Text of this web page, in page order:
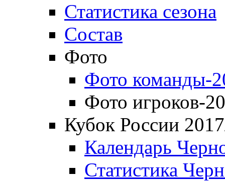
Статистика сезона
Состав
Фото
Фото команды-
Фото игроков-
Кубок России
Календарь
Статистика